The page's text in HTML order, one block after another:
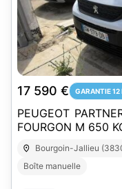
17 590 € GARANTIE 12
PEUGEOT
FOURGON M 650
Bourgoin-Jallieu
Boîte manuelle